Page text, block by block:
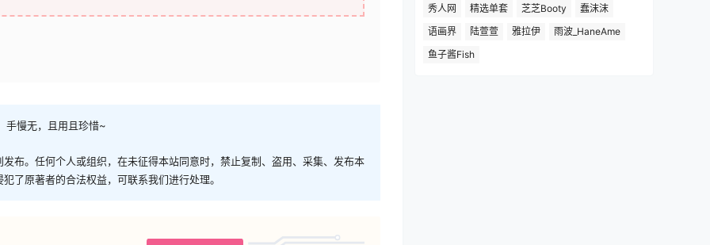
手慢无，且用且珍惜~
布。任何个人或组织，在未征得本站同意时，禁止复制、盗用、采集、发布本
了原著者的合法权益，可联系我们进行处理。
秀人网
精选单套 芝芝Booty
蠢沫沫
语画界
陆萱萱 雅拉伊
雨波_HaneAme
鱼子酱Fish